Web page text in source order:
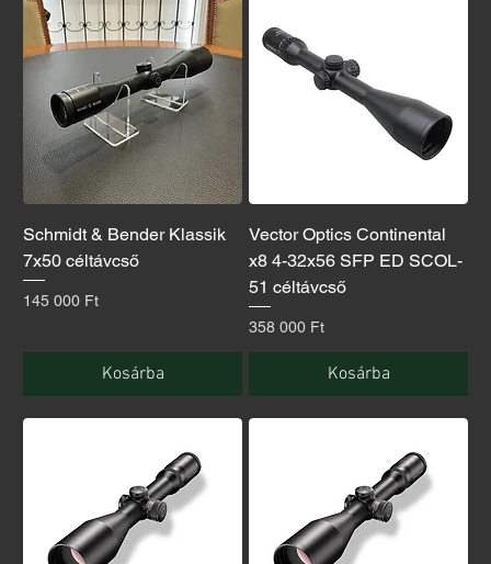
Schmidt & Bender Klassik
7x50 céltávcső
Ár
145 000 Ft
Kosárba
Vector Optics Continental
x8 4-32x56 SFP ED SCOL-
51 céltávcső
Ár
358 000 Ft
Kosárba